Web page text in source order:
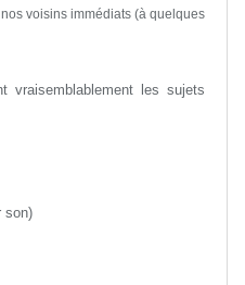
voisins immédiats (à quelques
vraisemblablement les sujets
son)